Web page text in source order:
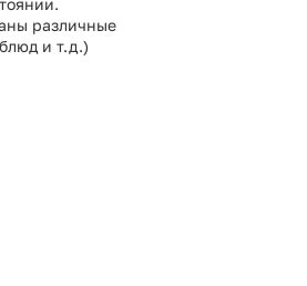
различные
и т.д.)